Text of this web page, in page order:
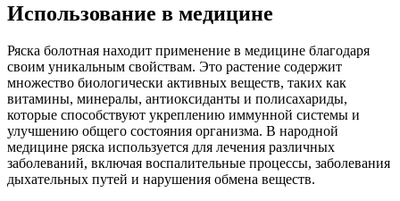
Использование в медицине
Ряска болотная находит применение в медицине благодаря
своим уникальным свойствам. Это растение содержит
множество биологически активных веществ, таких как
витамины, минералы, антиоксиданты и полисахариды,
которые способствуют укреплению иммунной системы и
улучшению общего состояния организма. В народной
медицине ряска используется для лечения различных
заболеваний, включая воспалительные процессы, заболевания
дыхательных путей и нарушения обмена веществ.